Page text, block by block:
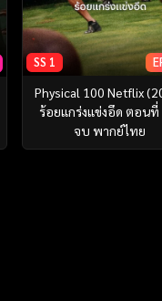
SS 1
Physical 100 Netflix
ร้อยแกร่งแข่งอึด ตอนที่
จบ พากย์ไทย